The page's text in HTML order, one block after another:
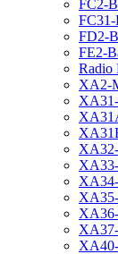
FC2-
FC31-
FD2-
FE2-
Radio
XA2-